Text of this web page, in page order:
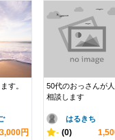
す。
3,000円
50代のおっさんが
相談します
はるきち
- (0)